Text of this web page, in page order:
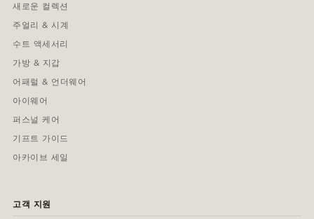
새로운 컬렉션
주얼리 & 시계
수트 액세서리
가방 & 지갑
어패럴 & 언더웨어
아이웨어
퍼스널 케어
기프트 가이드
아카이브 세일
고객 지원